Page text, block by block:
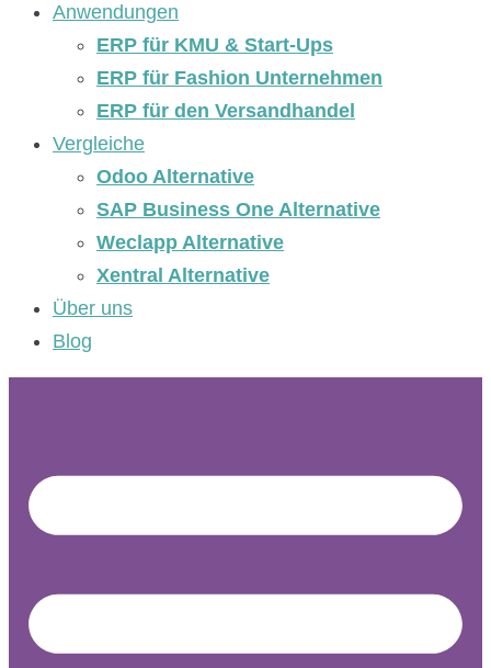
Anwendungen
ERP für KMU & Start-Ups
ERP für Fashion Unternehmen
ERP für den Versandhandel
Vergleiche
Odoo Alternative
SAP Business One Alternative
Weclapp Alternative
Xentral Alternative
Über uns
Blog